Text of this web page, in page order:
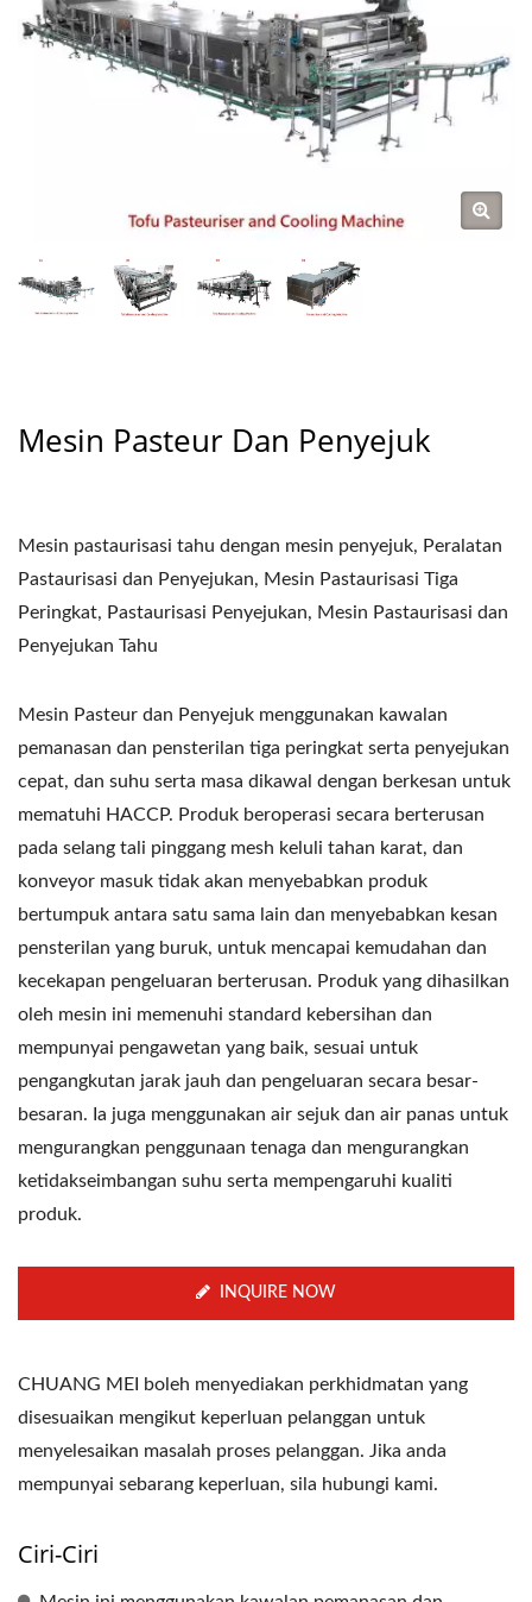
Mesin Pasteur Dan Penyejuk
Mesin pastaurisasi tahu dengan mesin penyejuk, Peralatan
Pastaurisasi dan Penyejukan, Mesin Pastaurisasi Tiga
Peringkat, Pastaurisasi Penyejukan, Mesin Pastaurisasi dan
Penyejukan Tahu
Mesin Pasteur dan Penyejuk menggunakan kawalan
pemanasan dan pensterilan tiga peringkat serta penyejukan
cepat, dan suhu serta masa dikawal dengan berkesan untuk
mematuhi HACCP. Produk beroperasi secara berterusan
pada selang tali pinggang mesh keluli tahan karat, dan
konveyor masuk tidak akan menyebabkan produk
bertumpuk antara satu sama lain dan menyebabkan kesan
pensterilan yang buruk, untuk mencapai kemudahan dan
kecekapan pengeluaran berterusan. Produk yang dihasilkan
oleh mesin ini memenuhi standard kebersihan dan
mempunyai pengawetan yang baik, sesuai untuk
pengangkutan jarak jauh dan pengeluaran secara besar-
besaran. Ia juga menggunakan air sejuk dan air panas untuk
mengurangkan penggunaan tenaga dan mengurangkan
ketidakseimbangan suhu serta mempengaruhi kualiti
produk.
INQUIRE NOW
CHUANG MEI boleh menyediakan perkhidmatan yang
disesuaikan mengikut keperluan pelanggan untuk
menyelesaikan masalah proses pelanggan. Jika anda
mempunyai sebarang keperluan, sila hubungi kami.
Ciri-Ciri